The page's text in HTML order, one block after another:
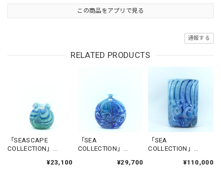
この商品をアプリで見る
通報する
RELATED PRODUCTS
「SEASCAPE
COLLECTION」
¥23,100
「SEA
COLLECTION」
¥29,700
「SEA
COLLECTION」
GGANTIJA5¥110,000